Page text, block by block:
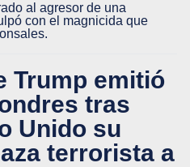
al agresor de una
con el magnicida que
Trump emitió
tras
Unido su
terrorista a